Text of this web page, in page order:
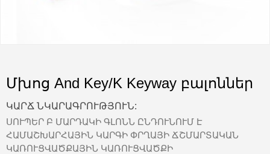
Մխոց And Key/K Keyway բալոններ
ԿԱՐՃ ՆԿԱՐԱԳՐՈՒԹՅՈՒՆ:
ՍՈՒՊԵՐ Բ ՄԱՐԴԱԿԻ ԳԼՈՆՆ ԸՆԴՈՒՆՈՒՄ Է
ՀԱՄԱՇԽԱՐՀԱՅԻՆ ԿԱՐԳԻ ՓՐՂԱՅԻ ՃՇՄԱՐՏԱԿԱՆ
ԿԱՌՈՒՑՎԱԾՔԱՅԻՆ ԿԱՌՈՒՑՎԱԾՔԻ